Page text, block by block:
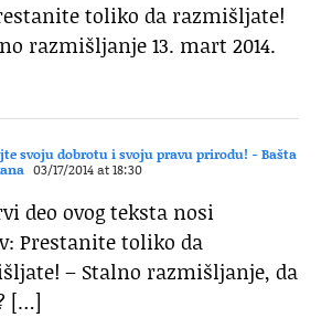
toliko da razmišljate!
razmišljanje 13. mart 2014.
svoju dobrotu i svoju pravu prirodu! - Bašta
03/17/2014 at 18:30
deo ovog teksta nosi
Prestanite toliko da
– Stalno razmišljanje, da
[…]